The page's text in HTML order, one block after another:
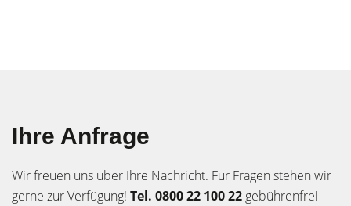
Ihre Anfrage
Wir freuen uns über Ihre Nachricht. Für Fragen stehen wir
gerne zur Verfügung! Tel. 0800 22 100 22 gebührenfrei